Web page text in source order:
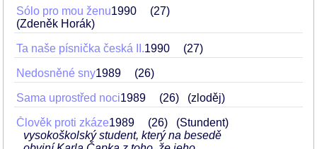
Sólo pro mou ženu1990
27
(Zdeněk Horák)
Ta naše písnička česká II.1990 27
Nedosněné sny1989 26
Sama uprostřed noci1989 26 (zloděj)
Člověk proti zkáze1989 26
(Stundent)
vysokoškolský student, který na besedě